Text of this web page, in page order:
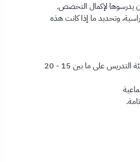
أن يدرسوها لإكمال التخصص.
وتحديد ما إذا كانت هذه
نظرًا لأهمية تقديم الإرشاد الأكاديمي يتم تعيين مستشار أكاديمي لكل طالب عند القبول، ويشرف كل عضو من أعضاء هيئة التدريس على ما بين 15 - 20